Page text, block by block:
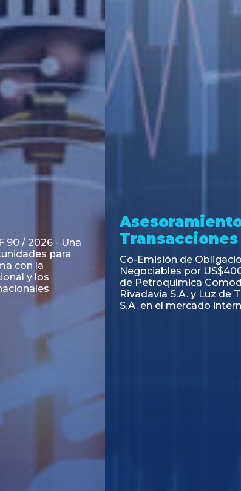
y
E de Central
Valor Nominal
Transacciones
PAGBAM asesoró a
autorización para la
de los Certificados de
del Fideicomiso
Inmobiliario "Espacio